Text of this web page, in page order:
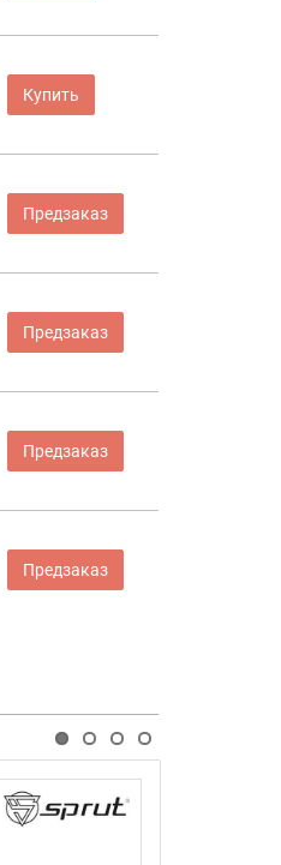
Купить
Предзаказ
Предзаказ
Предзаказ
Предзаказ